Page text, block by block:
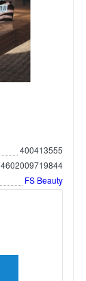
400413555
4602009719844
FS Beauty